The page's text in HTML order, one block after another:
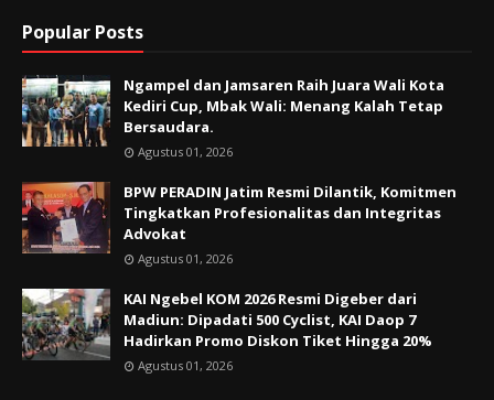
Popular Posts
Ngampel dan Jamsaren Raih Juara Wali Kota
Kediri Cup, Mbak Wali: Menang Kalah Tetap
Bersaudara.
Agustus 01, 2026
BPW PERADIN Jatim Resmi Dilantik, Komitmen
Tingkatkan Profesionalitas dan Integritas
Advokat
Agustus 01, 2026
KAI Ngebel KOM 2026 Resmi Digeber dari
Madiun: Dipadati 500 Cyclist, KAI Daop 7
Hadirkan Promo Diskon Tiket Hingga 20%
Agustus 01, 2026